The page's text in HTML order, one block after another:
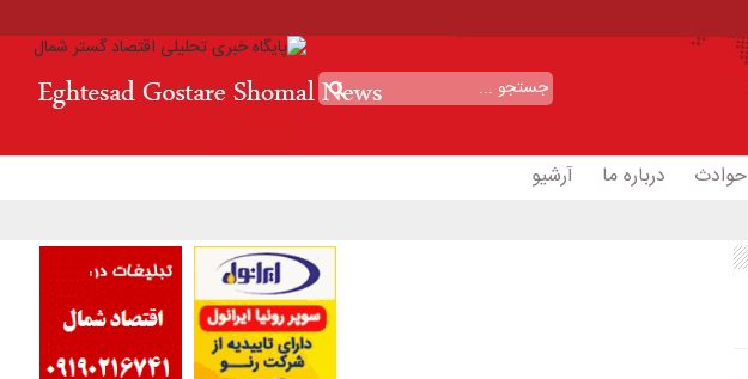
حوادث درباره ما آرشیو